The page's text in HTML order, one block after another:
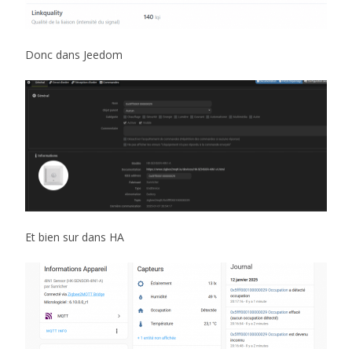
Donc dans Jeedom
Et bien sur dans HA